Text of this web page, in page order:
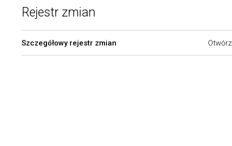
Rejestr zmian
Szczegółowy rejestr zmian Otwórz